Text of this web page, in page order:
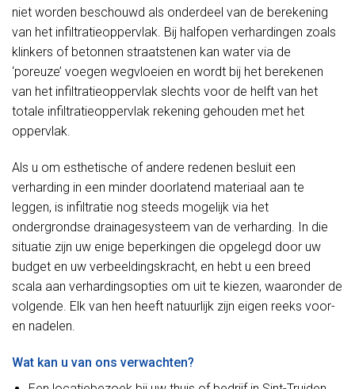
niet worden beschouwd als onderdeel van de berekening
van het infiltratieoppervlak. Bij halfopen verhardingen zoals
klinkers of betonnen straatstenen kan water via de
‘poreuze’ voegen wegvloeien en wordt bij het berekenen
van het infiltratieoppervlak slechts voor de helft van het
totale infiltratieoppervlak rekening gehouden met het
oppervlak.
Als u om esthetische of andere redenen besluit een
verharding in een minder doorlatend materiaal aan te
leggen, is infiltratie nog steeds mogelijk via het
ondergrondse drainagesysteem van de verharding. In die
situatie zijn uw enige beperkingen die opgelegd door uw
budget en uw verbeeldingskracht, en hebt u een breed
scala aan verhardingsopties om uit te kiezen, waaronder de
volgende. Elk van hen heeft natuurlijk zijn eigen reeks voor-
en nadelen.
Wat kan u van ons verwachten?